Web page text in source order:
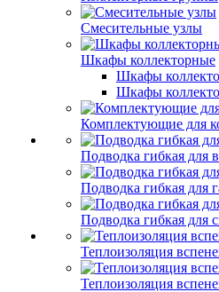
Смесительные узлы
Шкафы коллекторные
Шкафы
Шкафы
Комплектующие для
Подводка гибкая для
Подводка гибкая для
Подводка гибкая для
Теплоизоляция
Теплоизоляция